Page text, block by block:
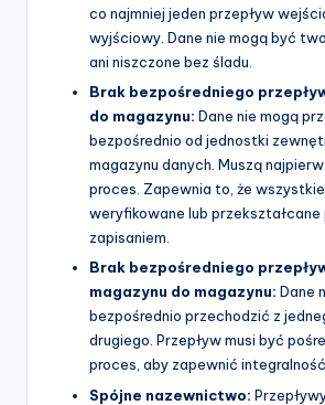
co najmniej jeden przepływ
wyjściowy. Dane nie mogą być
ani niszczone bez śladu.
Brak bezpośredniego
do magazynu: Dane nie mogą
bezpośrednio od jednostki
magazynu danych. Muszą
proces. Zapewnia to, że
weryfikowane lub przekształcane
zapisaniem.
Brak bezpośredniego
magazynu do magazynu: Dane
bezpośrednio przechodzić z
drugiego. Przepływ musi być
proces, aby zapewnić
Spójne nazewnictwo: